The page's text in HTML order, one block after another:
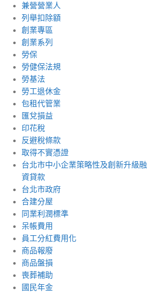
兼營營業人
列舉扣除額
創業專區
創業系列
勞保
勞健保法規
勞基法
勞工退休金
包租代管業
匯兌損益
印花稅
反避稅條款
取得不實憑證
台北市中小企業策略性及創新升級融
資貸款
台北市政府
合建分屋
同業利潤標準
呆帳費用
員工分紅費用化
商品報廢
商品盤損
喪葬補助
國民年金